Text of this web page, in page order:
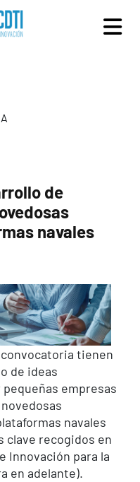
de
navales
tienen
de ideas
empresas
navales
clave recogidos en
Innovación para la
en adelante).